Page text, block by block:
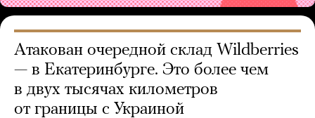
Атакован очередной склад Wildberries
— в Екатеринбурге. Это более чем
в двух тысячах километров
от границы с Украиной